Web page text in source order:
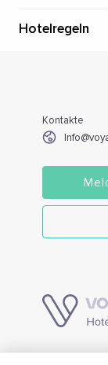
Hotelregeln
Kontakte